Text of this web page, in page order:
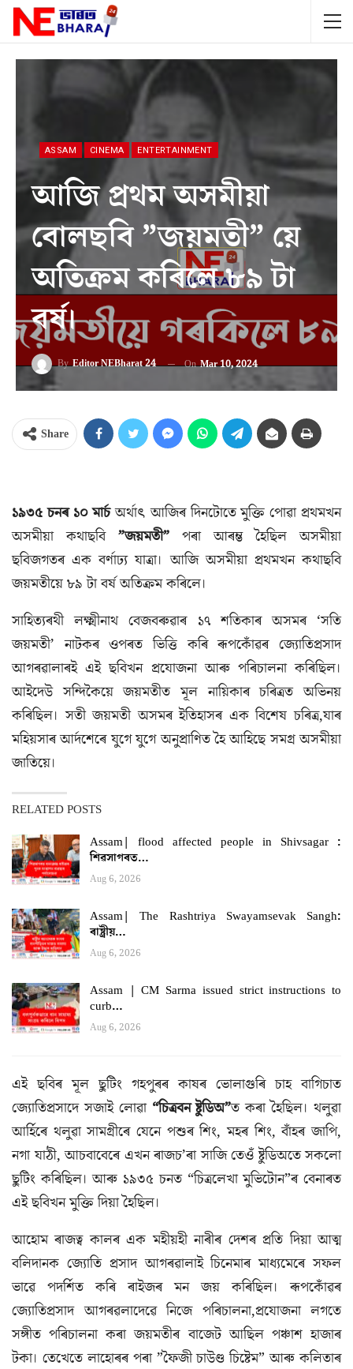
ASSAM CINEMA ENTERTAINMENT
আজি প্ৰথম অসমীয়া
বোলছবি ”জয়মতী” য়ে
অতিক্ৰম কৰিলে ৮৯ টা
বৰ্ষ।
ByEditor NEBharat 24 OnMar 10, 2024
Share
১৯৩৫ চনৰ ১০ মাৰ্চঅৰ্থাৎ আজিৰ দিনটোতে মুক্তি পোৱা প্ৰথমখন
অসমীয়া কথাছবি ”জয়মতী” পৰা আৰম্ভ হৈছিল অসমীয়া
ছবিজগতৰ এক বৰ্ণাঢ্য যাত্ৰা। আজি অসমীয়া প্ৰথমখন কথাছবি
জয়মতীয়ে ৮৯ টা বৰ্ষ অতিক্ৰম কৰিলে।
সাহিত্যৰথী লক্ষ্মীনাথ বেজবৰুৱাৰ ১৭ শতিকাৰ অসমৰ ‘সতি
জয়মতী’ নাটকৰ ওপৰত ভিত্তি কৰি ৰূপকোঁৱৰ জ্যোতিপ্ৰসাদ
আগৰৱালাৰই এই ছবিখন প্ৰযোজনা আৰু পৰিচালনা কৰিছিল।
আইদেউ সন্দিকৈয়ে জয়মতীত মূল নায়িকাৰ চৰিত্ৰত অভিনয়
কৰিছিল। সতী জয়মতী অসমৰ ইতিহাসৰ এক বিশেষ চৰিত্ৰ,যাৰ
মহিয়সাৰ আৰ্দশেৰে যুগে যুগে অনুপ্ৰাণিত হৈ আহিছে সমগ্ৰ অসমীয়া
জাতিয়ে।
RELATED POSTS
Assam| flood affected people in Shivsagar :
শিৱসাগৰত…
Aug 6, 2026
Assam| The Rashtriya Swayamsevak Sangh:
ৰাষ্ট্ৰীয়…
Aug 6, 2026
Assam | CM Sarma issued strict instructions to
curb…
Aug 6, 2026
এই ছবিৰ মূল ছুটিং গহপুৰৰ কাষৰ ভোলাগুৰি চাহ বাগিচাত
জ্যোতিপ্ৰসাদে সজাই লোৱা“চিত্ৰবন ষ্টুডিঅ”ত কৰা হৈছিল। থলুৱা
আৰ্হিৰে থলুৱা সামগ্ৰীৰে যেনে পশুৰ শিং, মহৰ শিং, বাঁহৰ জাপি,
নগা যাঠী, আচবাবেৰে এখন ৰাজচ’ৰা সাজি তেওঁ ষ্টুডিঅতে সকলো
ছুটিং কৰিছিল। আৰু ১৯৩৫ চনত “চিত্ৰলেখা মুভিটোন”ৰ বেনাৰত
এই ছবিখন মুক্তি দিয়া হৈছিল।
আহোম ৰাজত্ব কালৰ এক মহীয়হী নাৰীৰ দেশৰ প্ৰতি দিয়া আত্ম
বলিদানক জ্যোতি প্ৰসাদ আগৰৱালাই চিনেমাৰ মাধ্যমেৰে সফল
ভাৱে পদৰ্শিত কৰি ৰাইজৰ মন জয় কৰিছিল। ৰূপকোঁৱৰ
জ্যোতিপ্ৰসাদ আগৰৱলাদেৱে নিজে পৰিচালনা,প্ৰযোজনা লগতে
সঙ্গীত পৰিচালনা কৰা জয়মতীৰ বাজেট আছিল পঞ্চাশ হাজাৰ
টকা। তেখেতে লাহোৰৰ পৰা ”ফৈজী চাউণ্ড চিষ্টেম” আৰু কলিতাৰ